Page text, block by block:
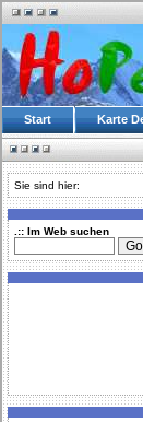
Start Karte
Sie sind hier:
.:: Im Web suchen